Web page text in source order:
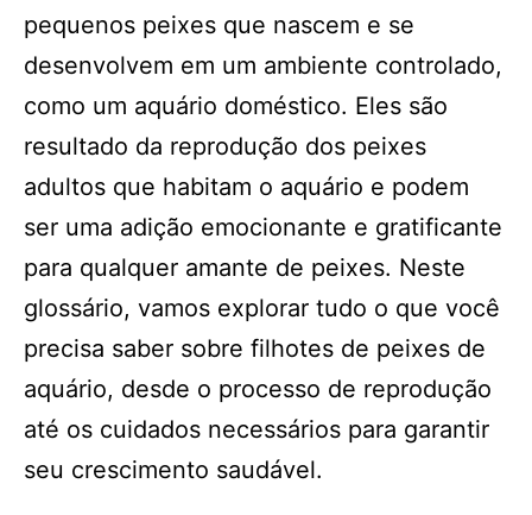
pequenos peixes que nascem e se
desenvolvem em um ambiente controlado,
como um aquário doméstico. Eles são
resultado da reprodução dos peixes
adultos que habitam o aquário e podem
ser uma adição emocionante e gratificante
para qualquer amante de peixes. Neste
glossário, vamos explorar tudo o que você
precisa saber sobre filhotes de peixes de
aquário, desde o processo de reprodução
até os cuidados necessários para garantir
seu crescimento saudável.